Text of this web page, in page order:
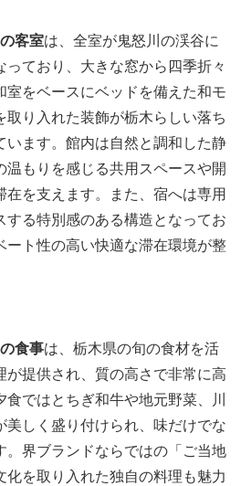
客室は、全室が鬼怒川の渓谷に
ており、大きな窓から四季折々
室をベースにベッドを備えた和モ
取り入れた装飾が栃木らしい落ち
います。館内は自然と調和した静
温もりを感じる共用スペースや開
在を支えます。また、宿へは専用
する特別感のある構造となってお
ート性の高い快適な滞在環境が整
食事は、栃木県の旬の食材を活
が提供され、質の高さで非常に高
ではとちぎ和牛や地元野菜、川
美しく盛り付けられ、味だけでな
。界ブランドならではの「ご当地
化を取り入れた独自の料理も魅力